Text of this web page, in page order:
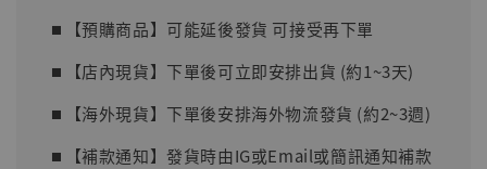
⏹︎【預購商品】可能延後發貨 可接受再下單
⏹︎【店內現貨】下單後可立即安排出貨 (約1~3天)
⏹︎【海外現貨】下單後安排海外物流發貨 (約2~3週)
⏹︎【補款通知】發貨時由IG或Email或簡訊通知補款